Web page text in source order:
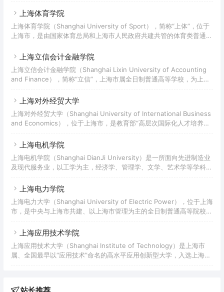
一流”建设高校，上海市高水平地方高校建设学校，欧洲音乐学院联盟
成员，环太平洋音乐学院联盟成员，入选国家建设高水平大学公派研究
生项目、国家文化创新工程项目、中国政府奖学金来华留学生接收院
校、上海市外国留学生政府奖学金院校、全国社会艺术水平考级跨省市
上海体育学院
上海体育学院（Shanghai University of Sport），简称“上体”，位于
上海市，是由国家体育总局和上海市人民政府共建共管的体育类普通高
位。学校入选中国政府奖学金资格学校、教育部指定的自主招收中国政
校一流本科建设引领计划、上海高等学校一流研究生教育引领计划、上
海市卓越新闻传播人才教育培养基地。
上海立信会计金融学院
上海立信会计金融学院（Shanghai Lixin University of Accounting
and Finance），简称“立信”，上海市属全日制普通高等学校，为上海
市击剑专业运动队体教结合改革试点学校，中国产学研合作促进会、中
国校企协同产学研创新联盟常务理事单位，全国高校诚信文化育人联
盟、中国金融科技教育与应用创新联盟牵头单位，上海市学校艺术教育
发展评估中心、上海市学校体育评估中心落地学校，入选国家级人才培
上海对外经贸大学
上海对外经贸大学（Shanghai University of International Business
and Economics），位于上海市，是教育部“高层次国际化人才培养创
承基地”、亚太培训中心、WTO讲席院校、中国WTO事务卓越中心，博
就业创业工作示范基地、上海市高校A级创业指导站、上海卓越法律人
才培养基地、上海市卓越新闻传播人才教育培养基地、上海市重点建设
上海电机学院
上海电机学院（Shanghai DianJi University）是一所面向先进制造业
及现代服务业，以工学为主，经济学、管理学、文学、艺术学等学科协
位研究生试点单位、教育部“卓越工程师教育培养计划”高校、全国首批
目、上海市首批深化创新创业教育改革示范高校、上海高等学校一流本
科建设引领计划、上海高等学校一流研究生教育引领计划，为“服务国
上海电力学院
上海电力大学（Shanghai University of Electric Power），位于上海
市，是中央与上海市共建、以上海市管理为主的全日制普通高等院校，
用型高校建设单位、上海市首批深化创新创业教育改革示范高校，为国
位、中国电力高校联盟成员单位、一带一路电力高校联盟和一带一路电
力产学研联盟发起成员单位，入选国家级新工科研究与实践项目、国家
上海应用技术学院
上海应用技术大学（Shanghai Institute of Technology）是上海市
属、全国最早以“应用技术”命名的高水平应用创新型大学，入选上海高